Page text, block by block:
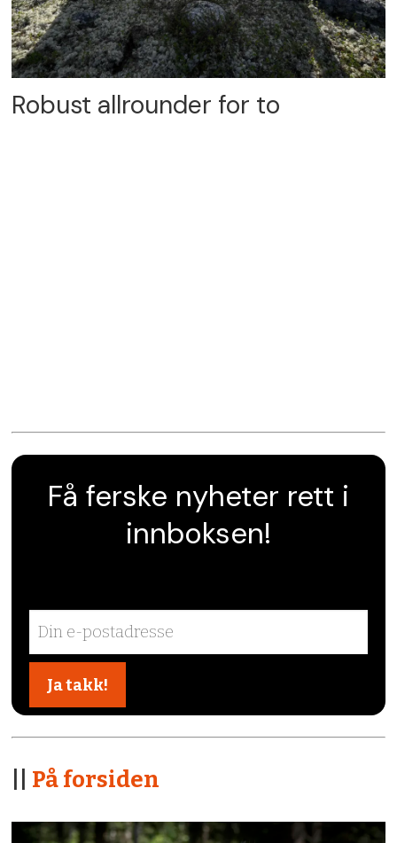
Robust allrounder for to
Få ferske nyheter rett i
innboksen!
På forsiden